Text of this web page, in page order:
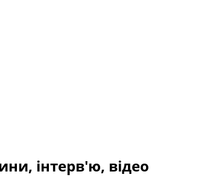
інтерв'ю, відео